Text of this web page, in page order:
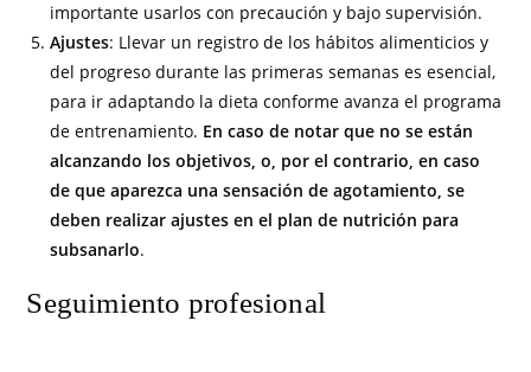
importante usarlos con precaución y bajo supervisión.
Ajustes: Llevar un registro de los hábitos alimenticios y
del progreso durante las primeras semanas es esencial,
para ir adaptando la dieta conforme avanza el programa
de entrenamiento. En caso de notar que no se están
alcanzando los objetivos, o, por el contrario, en caso
de que aparezca una sensación de agotamiento, se
deben realizar ajustes en el plan de nutrición para
subsanarlo.
Seguimiento profesional